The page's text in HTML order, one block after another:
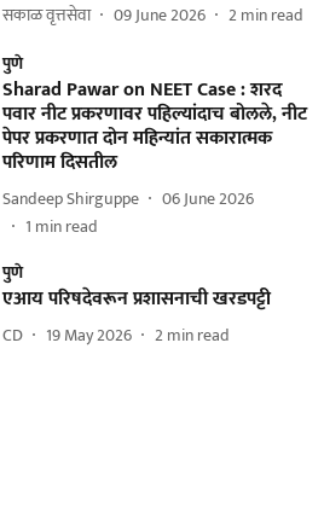
सकाळ वृत्तसेवा 09 June 2026 2min read
पुणे
Sharad Pawar on NEET Case : शरद
पवार नीट प्रकरणावर पहिल्यांदाच बोलले, नीट
पेपर प्रकरणात दोन महिन्यांत सकारात्मक
परिणाम दिसतील
Sandeep Shirguppe
06 June 2026
1 min read
पुणे
एआय परिषदेवरून प्रशासनाची खरडपट्टी
CD 19 May 2026 2min read